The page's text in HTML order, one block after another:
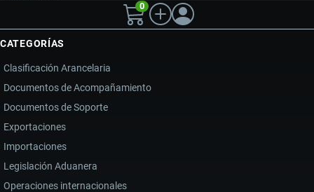
0
CATEGORÍAS
Clasificación Arancelaria
Documentos de Acompañamiento
Documentos de Soporte
Exportaciones
Importaciones
Legislación Aduanera
Operaciones internacionales